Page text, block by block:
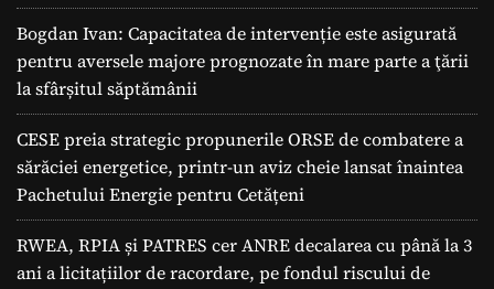
Bogdan Ivan: Capacitatea de intervenție este asigurată
pentru aversele majore prognozate în mare parte a ţării
la sfârșitul săptămânii
CESE preia strategic propunerile ORSE de combatere a
sărăciei energetice, printr-un aviz cheie lansat înaintea
Pachetului Energie pentru Cetățeni
RWEA, RPIA și PATRES cer ANRE decalarea cu până la 3
ani a licitațiilor de racordare, pe fondul riscului de